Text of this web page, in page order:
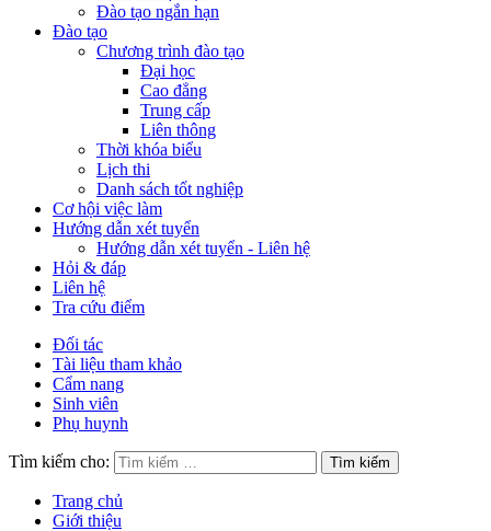
Đào tạo ngắn hạn
Đào tạo
Chương trình đào tạo
Đại học
Cao đẳng
Trung cấp
Liên thông
Thời khóa biểu
Lịch thi
Danh sách tốt nghiệp
Cơ hội việc làm
Hướng dẫn xét tuyển
Hướng dẫn xét tuyển - Liên hệ
Hỏi & đáp
Liên hệ
Tra cứu điểm
Đối tác
Tài liệu tham khảo
Cẩm nang
Sinh viên
Phụ huynh
Tìm kiếm cho:
Trang chủ
Giới thiệu